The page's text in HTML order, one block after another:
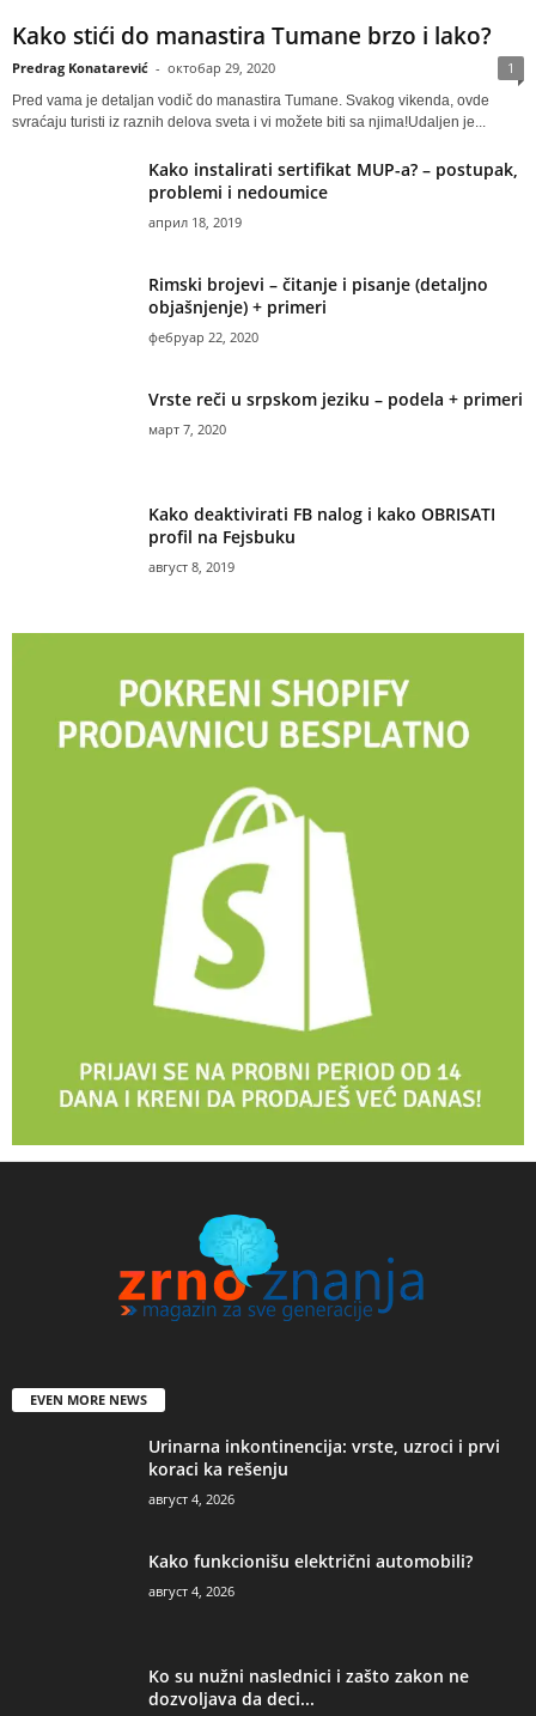
Kako stići do manastira Tumane brzo i lako?
Predrag Konatarević - октобар 29, 2020 1
Pred vama je detaljan vodič do manastira Tumane. Svakog vikenda, ovde
svraćaju turisti iz raznih delova sveta i vi možete biti sa njima!Udaljen je...
Kako instalirati sertifikat MUP-a? – postupak,
problemi i nedoumice
април 18, 2019
Rimski brojevi – čitanje i pisanje (detaljno
objašnjenje) + primeri
фебруар 22, 2020
Vrste reči u srpskom jeziku – podela + primeri
март 7, 2020
Kako deaktivirati FB nalog i kako OBRISATI
profil na Fejsbuku
август 8, 2019
EVEN MORE NEWS
Urinarna inkontinencija: vrste, uzroci i prvi
koraci ka rešenju
август 4, 2026
Kako funkcionišu električni automobili?
август 4, 2026
Ko su nužni naslednici i zašto zakon ne
dozvoljava da deci...